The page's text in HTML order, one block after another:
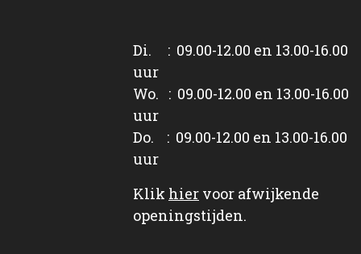
Di. : 09.00-12.00 en 13.00-16.00
uur
Wo. : 09.00-12.00 en 13.00-16.00
uur
Do. : 09.00-12.00 en 13.00-16.00
uur
Klik hier voor afwijkende
openingstijden.